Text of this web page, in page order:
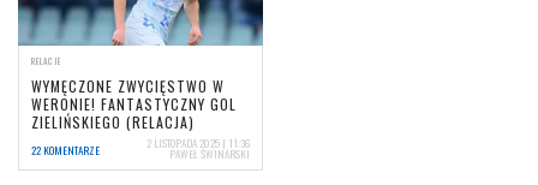
RELACJE
WYMĘCZONE ZWYCIĘSTWO W
WERONIE! FANTASTYCZNY GOL
ZIELIŃSKIEGO (RELACJA)
22 KOMENTARZE 2 LISTOPADA 2025 | 11:36
PAWEŁ ŚWINARSKI